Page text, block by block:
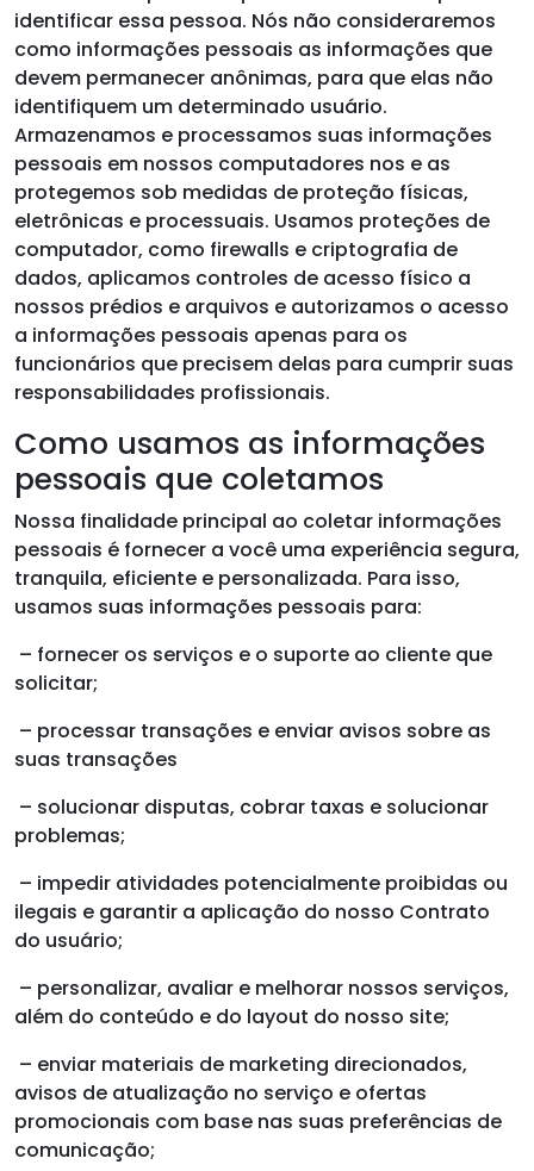
identificar essa pessoa. Nós não consideraremos
como informações pessoais as informações que
devem permanecer anônimas, para que elas não
identifiquem um determinado usuário.
Armazenamos e processamos suas informações
pessoais em nossos computadores nos e as
protegemos sob medidas de proteção físicas,
eletrônicas e processuais. Usamos proteções de
computador, como firewalls e criptografia de
dados, aplicamos controles de acesso físico a
nossos prédios e arquivos e autorizamos o acesso
a informações pessoais apenas para os
funcionários que precisem delas para cumprir suas
responsabilidades profissionais.
Como usamos as informações
pessoais que coletamos
Nossa finalidade principal ao coletar informações
pessoais é fornecer a você uma experiência segura,
tranquila, eficiente e personalizada. Para isso,
usamos suas informações pessoais para:
– fornecer os serviços e o suporte ao cliente que
solicitar;
– processar transações e enviar avisos sobre as
suas transações
– solucionar disputas, cobrar taxas e solucionar
problemas;
– impedir atividades potencialmente proibidas ou
ilegais e garantir a aplicação do nosso Contrato
do usuário;
– personalizar, avaliar e melhorar nossos serviços,
além do conteúdo e do layout do nosso site;
– enviar materiais de marketing direcionados,
avisos de atualização no serviço e ofertas
promocionais com base nas suas preferências de
comunicação;